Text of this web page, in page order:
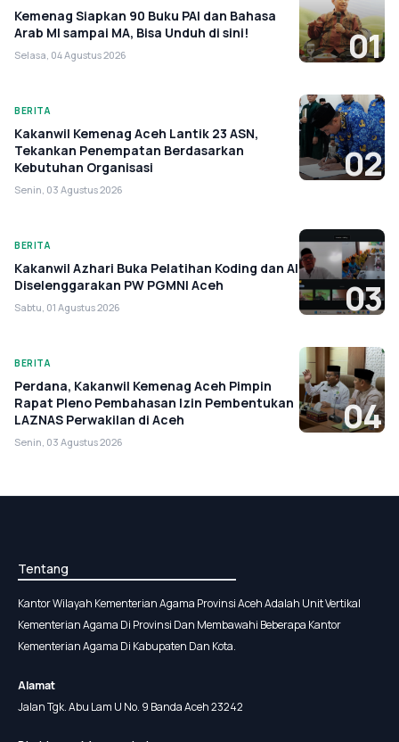
Kemenag Siapkan 90 Buku PAI dan Bahasa
Arab MI sampai MA, Bisa Unduh di sini!
Selasa, 04 Agustus 2026 01
BERITA
Kakanwil Kemenag Aceh Lantik 23 ASN,
Tekankan Penempatan Berdasarkan
Kebutuhan Organisasi
Senin, 03 Agustus 2026
02
BERITA
Kakanwil Azhari Buka Pelatihan Koding dan AI
Diselenggarakan PW PGMNI Aceh
Sabtu, 01 Agustus 2026 03
BERITA
Perdana, Kakanwil Kemenag Aceh Pimpin
Rapat Pleno Pembahasan Izin Pembentukan
LAZNAS Perwakilan di Aceh
Senin, 03 Agustus 2026
04
Tentang
Kantor Wilayah Kementerian Agama Provinsi Aceh Adalah Unit Vertikal
Kementerian Agama Di Provinsi Dan Membawahi Beberapa Kantor
Kementerian Agama Di Kabupaten Dan Kota.
Alamat
Jalan Tgk. Abu Lam U No. 9 Banda Aceh 23242